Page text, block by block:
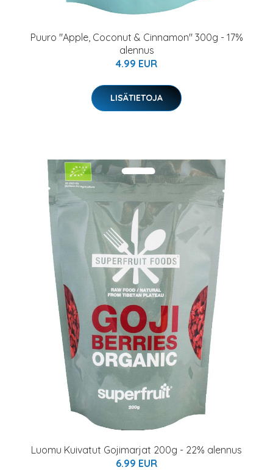
Puuro "Apple, Coconut & Cinnamon" 300g - 17%
alennus
4.99 EUR
LISÄTIETOJA
Luomu Kuivatut Gojimarjat 200g - 22% alennus
6.99 EUR